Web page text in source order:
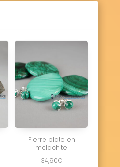
Pierre plate en
malachite
34,90€